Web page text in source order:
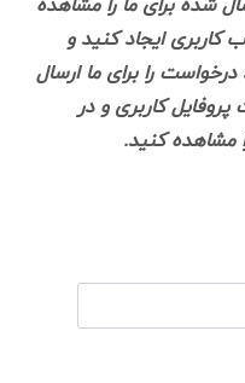
شده برای ما را مشاهده
ایجاد کنید و
را برای ما ارسال
کاربری و در
کنید.